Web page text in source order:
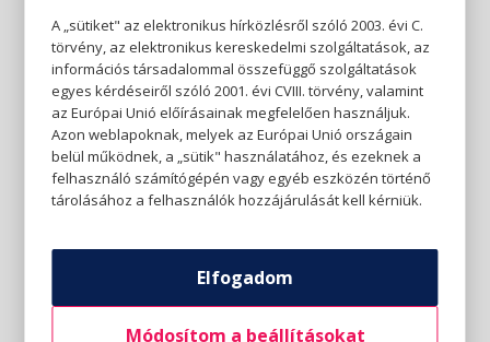
A „sütiket" az elektronikus hírközlésről szóló 2003. évi C.
törvény, az elektronikus kereskedelmi szolgáltatások, az
információs társadalommal összefüggő szolgáltatások
egyes kérdéseiről szóló 2001. évi CVIII. törvény, valamint
az Európai Unió előírásainak megfelelően használjuk.
Azon weblapoknak, melyek az Európai Unió országain
belül működnek, a „sütik" használatához, és ezeknek a
felhasználó számítógépén vagy egyéb eszközén történő
tárolásához a felhasználók hozzájárulását kell kérniük.
Elfogadom
Módosítom a beállításokat